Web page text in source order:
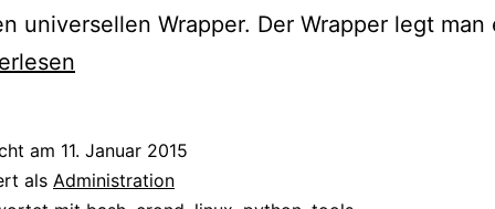
universellen Wrapper. Der Wrapper legt man
am 11. Januar 2015
als Administration